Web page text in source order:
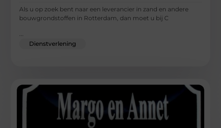
Als u op zoek bent naar een leverancier in zand en andere
bouwgrondstoffen in Rotterdam, dan moet u bij C
...
Dienstverlening